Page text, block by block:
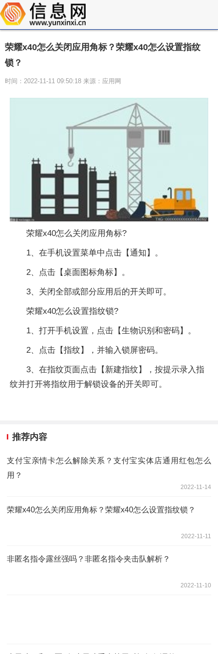
荣耀x40怎么关闭应用角标？荣耀x40怎么设置指纹
锁？
时间：2022-11-11 09:50:18 来源：应用网
荣耀x40怎么关闭应用角标?
1、在手机设置菜单中点击【通知】。
2、点击【桌面图标角标】。
3、关闭全部或部分应用后的开关即可。
荣耀x40怎么设置指纹锁?
1、打开手机设置，点击【生物识别和密码】。
2、点击【指纹】，并输入锁屏密码。
3、在指纹页面点击【新建指纹】，按提示录入指
纹并打开将指纹用于解锁设备的开关即可。
推荐内容
支付宝亲情卡怎么解除关系？支付宝实体店通用红包怎么
用？
2022-11-14
荣耀x40怎么关闭应用角标？荣耀x40怎么设置指纹锁？
2022-11-11
非匿名指令露丝强吗？非匿名指令夹击队解析？
2022-11-10